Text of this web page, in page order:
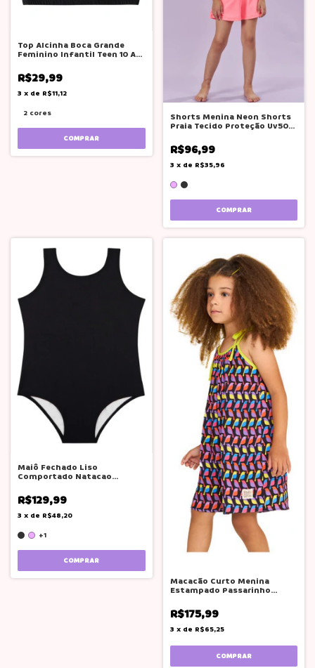
Top Alcinha Boca Grande
Feminino Infantil Teen 10 A
R$29,99
3 x de R$11,12
2 cores
COMPRAR
Shorts Menina Neon Shorts
Praia Tecido Proteção Uv50+
R$96,99
3 x de R$35,96
COMPRAR
Maiô Fechado Liso
Comportado Natacao
R$129,99
3 x de R$48,20
+1
COMPRAR
Macacão Curto Menina
Estampado Passarinho
R$175,99
3 x de R$65,25
COMPRAR